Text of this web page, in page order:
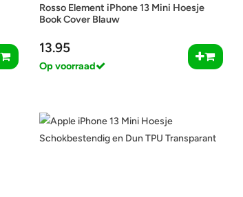
Rosso Element iPhone 13 Mini Hoesje
Book Cover Blauw
13.95
Op voorraad